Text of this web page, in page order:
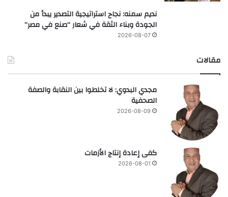
نديم سمنه: نجاح استراتيجية التصدير يبدأ من
الجودة وبناء الثقة في شعار “صنع في مصر”
2026-08-07
مقالات
مجدي البدوي: لا تخلطوا بين النقابة والصفة
الصحفية
2026-08-09
كفى إعادة إنتاج الأزمات
2026-08-01